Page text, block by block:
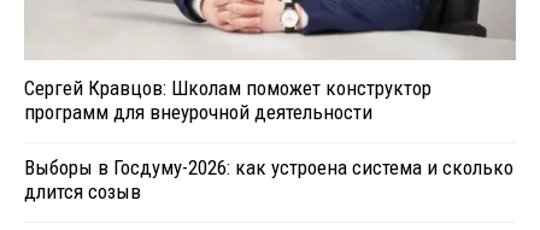
Сергей Кравцов: Школам поможет конструктор
программ для внеурочной деятельности
Выборы в Госдуму-2026: как устроена система и сколько
длится созыв